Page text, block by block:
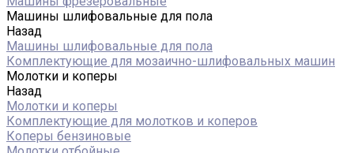
Машины шлифовальные для пола
Назад
Машины шлифовальные для пола
Комплектующие для мозаично-шлифовальных машин
Молотки и коперы
Назад
Молотки и коперы
Комплектующие для молотков и коперов
Коперы бензиновые